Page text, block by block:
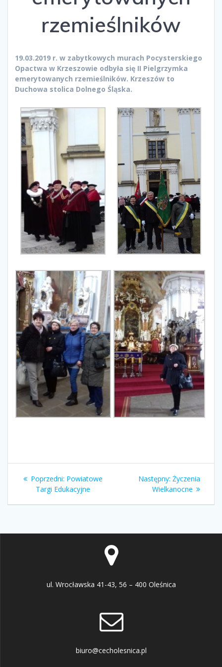
rzemieślników
19.03.2019 r. w zabytkowych murach Pocysterskiego
Opactwa w Krzeszowie odbyła się II Pielgrzymka
emerytowanych rzemieślników. Krzeszów to
Duchowa stolica Dolnego Śląska.
Nawigacja
wpisu
Poprzedni: Poprzedni
wpis:
Powiatowe
Targi Edukacyjne
Następny: Następny
wpis:
Życzenia
Wielkanocne
ul. Wrocławska 41-43, 56 – 400 Oleśnica
biuro@cecholesnica.pl